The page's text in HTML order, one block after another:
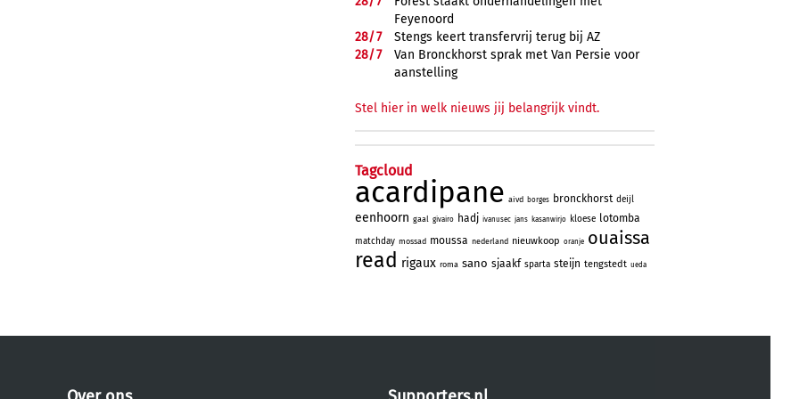
Feyenoord
28/7
Stengs keert transfervrij terug bij AZ
28/7
Van Bronckhorst sprak met Van Persie voor
aanstelling
Stel hier in welk nieuws jij belangrijk vindt.
Tagcloud
acardipane aivd borges bronckhorst deijl
eenhoorn gaal givairo hadj ivanusec jans kasanwirjo kloese lotomba
matchday mossad moussa nederland nieuwkoop oranje ouaissa
read rigaux roma sano sjaakf sparta steijn tengstedt ueda